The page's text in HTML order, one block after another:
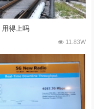
用得上吗
11.83W